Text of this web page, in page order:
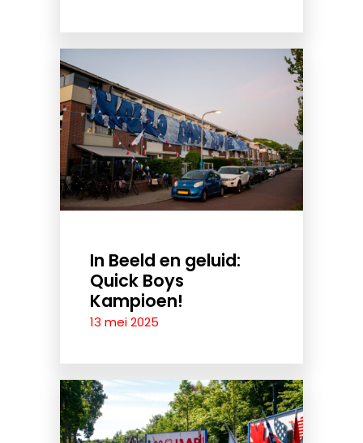
In Beeld en geluid:
Quick Boys
Kampioen!
13 mei 2025